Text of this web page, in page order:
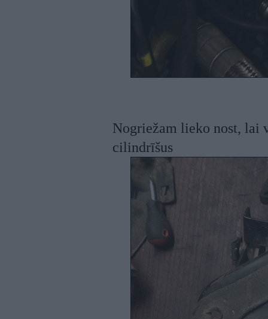
Nogriežam lieko nost, lai
cilindrīšus